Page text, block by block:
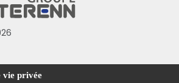
de vente
vie privée